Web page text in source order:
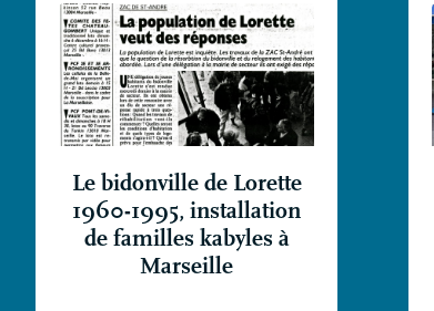
Le bidonville de Lorette
1960-1995, installation
de familles kabyles à
Marseille